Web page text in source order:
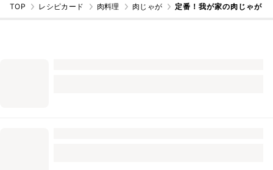
TOP レシピカード 肉料理 肉じゃが 定番！我が家の肉じゃが